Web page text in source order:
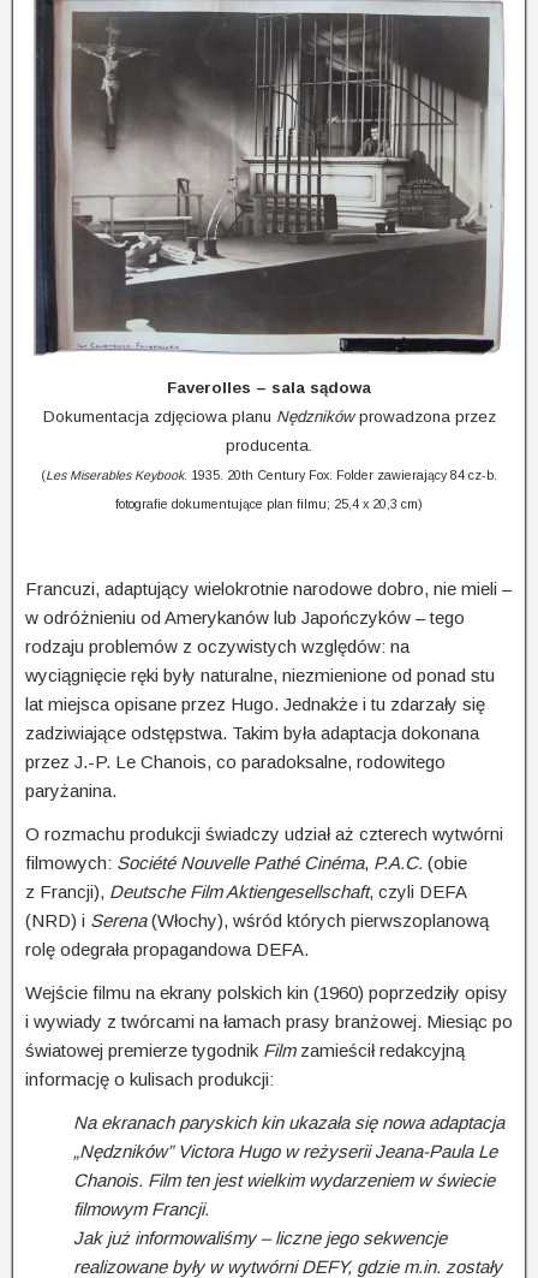
Faverolles – sala sądowa
Dokumentacja zdjęciowa planu Nędznikówprowadzona przez
producenta.
(Les Miserables Keybook. 1935. 20th Century Fox. Folder zawierający 84 cz-b.
fotografie dokumentujące plan filmu; 25,4 x 20,3 cm)
Francuzi, adaptujący wielokrotnie narodowe dobro, nie mieli –
w odróżnieniu od Amerykanów lub Japończyków – tego
rodzaju problemów z oczywistych względów: na
wyciągnięcie ręki były naturalne, niezmienione od ponad stu
lat miejsca opisane przez Hugo. Jednakże i tu zdarzały się
zadziwiające odstępstwa. Takim była adaptacja dokonana
przez J.-P. Le Chanois, co paradoksalne, rodowitego
paryżanina.
O rozmachu produkcji świadczy udział aż czterech wytwórni
filmowych: Société Nouvelle Pathé Cinéma, P.A.C. (obie
z Francji), Deutsche Film Aktiengesellschaft, czyli DEFA
(NRD) i Serena(Włochy), wśród których pierwszoplanową
rolę odegrała propagandowa DEFA.
Wejście filmu na ekrany polskich kin (1960) poprzedziły opisy
i wywiady z twórcami na łamach prasy branżowej. Miesiąc po
światowej premierze tygodnik Filmzamieścił redakcyjną
informację o kulisach produkcji:
Na ekranach paryskich kin ukazała się nowa adaptacja
„Nędzników” Victora Hugo w reżyserii Jeana-Paula Le
Chanois. Film ten jest wielkim wydarzeniem w świecie
filmowym Francji.
Jak już informowaliśmy – liczne jego sekwencje
realizowane były w wytwórni DEFY, gdzie m.in. zostały